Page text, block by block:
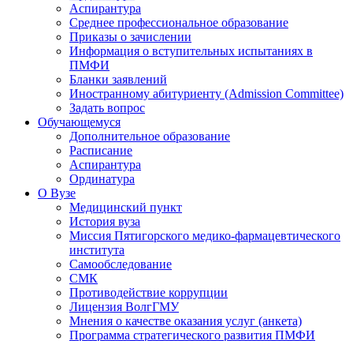
Аспирантура
Среднее профессиональное образование
Приказы о зачислении
Информация о вступительных испытаниях в
ПМФИ
Бланки заявлений
Иностранному абитуриенту (Admission Committee)
Задать вопрос
Обучающемуся
Дополнительное образование
Расписание
Аспирантура
Ординатура
О Вузе
Медицинский пункт
История вуза
Миссия Пятигорского медико-фармацевтического
института
Самообследование
СМК
Противодействие коррупции
Лицензия ВолгГМУ
Мнения о качестве оказания услуг (анкета)
Программа стратегического развития ПМФИ